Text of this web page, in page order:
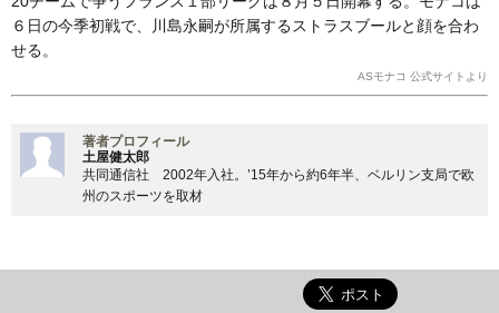
６日の今季初戦で、川島永嗣が所属するストラスブールと顔を合わ
せる。
ASモナコ 公式サイトより
著者プロフィール
土屋健太郎
共同通信社 2002年入社。’15年から約6年半、ベルリン支局で欧
州のスポーツを取材